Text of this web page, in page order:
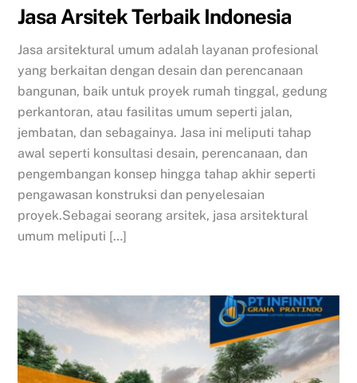
Jasa Arsitek Terbaik Indonesia
Jasa arsitektural umum adalah layanan profesional
yang berkaitan dengan desain dan perencanaan
bangunan, baik untuk proyek rumah tinggal, gedung
perkantoran, atau fasilitas umum seperti jalan,
jembatan, dan sebagainya. Jasa ini meliputi tahap
awal seperti konsultasi desain, perencanaan, dan
pengembangan konsep hingga tahap akhir seperti
pengawasan konstruksi dan penyelesaian
proyek.Sebagai seorang arsitek, jasa arsitektural
umum meliputi […]